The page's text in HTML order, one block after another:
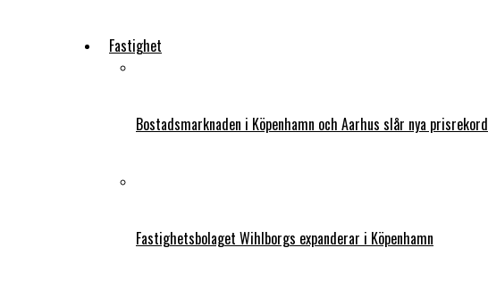
Fastighet
Bostadsmarknaden i Köpenhamn och Aarhus slår nya prisrekord
Fastighetsbolaget Wihlborgs expanderar i Köpenhamn